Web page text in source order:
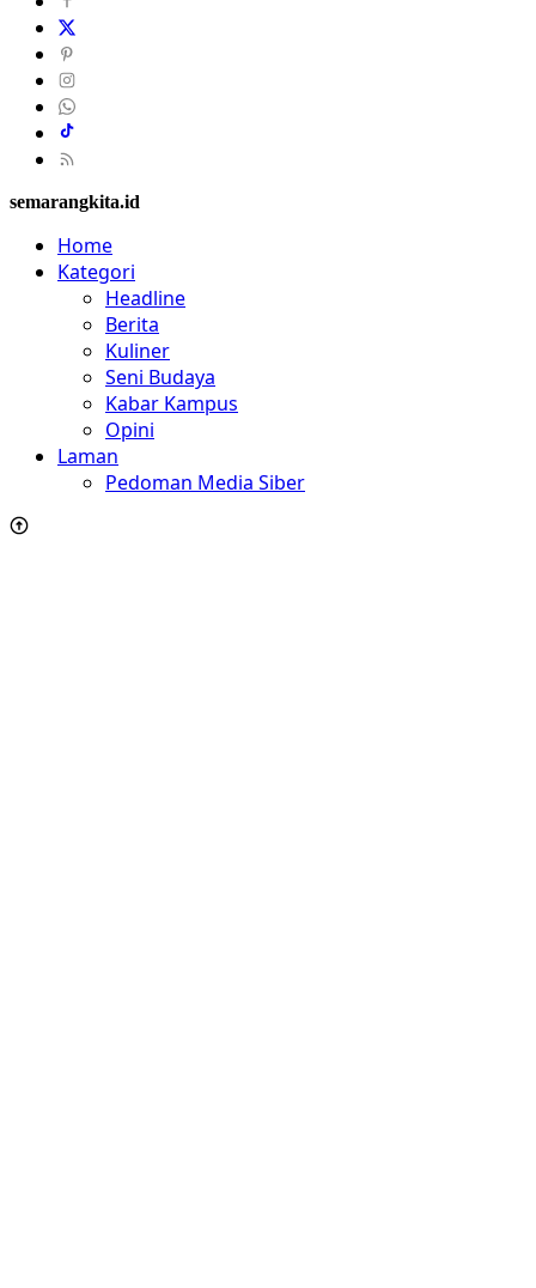
semarangkita.id
Home
Kategori
Headline
Berita
Kuliner
Seni Budaya
Kabar Kampus
Opini
Laman
Pedoman Media Siber